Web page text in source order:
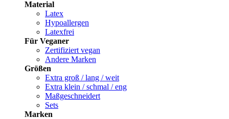
Material
Latex
Hypoallergen
Latexfrei
Für Veganer
Zertifiziert vegan
Andere Marken
Größen
Extra groß / lang / weit
Extra klein / schmal / eng
Maßgeschneidert
Sets
Marken